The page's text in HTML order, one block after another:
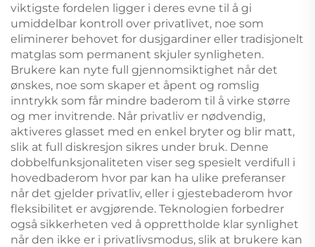
viktigste fordelen ligger i deres evne til å gi
umiddelbar kontroll over privatlivet, noe som
eliminerer behovet for dusjgardiner eller tradisjonelt
matglas som permanent skjuler synligheten.
Brukere kan nyte full gjennomsiktighet når det
ønskes, noe som skaper et åpent og romslig
inntrykk som får mindre baderom til å virke større
og mer invitrende. Når privatliv er nødvendig,
aktiveres glasset med en enkel bryter og blir matt,
slik at full diskresjon sikres under bruk. Denne
dobbelfunksjonaliteten viser seg spesielt verdifull i
hovedbaderom hvor par kan ha ulike preferanser
når det gjelder privatliv, eller i gjestebaderom hvor
fleksibilitet er avgjørende. Teknologien forbedrer
også sikkerheten ved å opprettholde klar synlighet
når den ikke er i privatlivsmodus, slik at brukere kan